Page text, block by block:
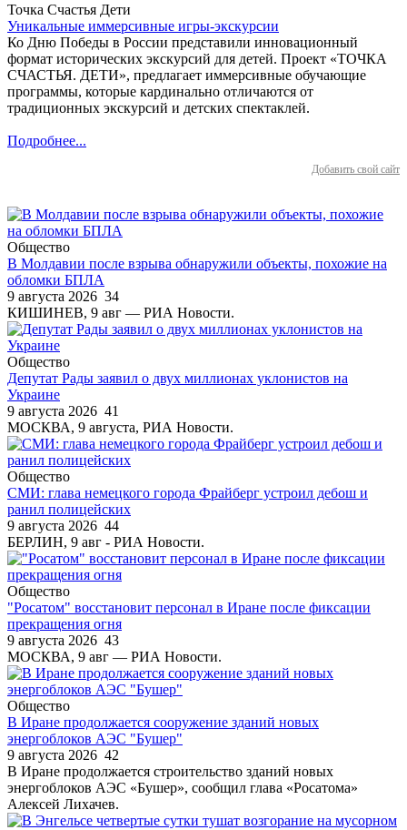
Точка Счастья Дети
Уникальные иммерсивные игры-экскурсии
Ко Дню Победы в России представили инновационный
формат исторических экскурсий для детей. Проект «ТОЧКА
СЧАСТЬЯ. ДЕТИ», предлагает иммерсивные обучающие
программы, которые кардинально отличаются от
традиционных экскурсий и детских спектаклей.
Подробнее...
Добавить свой сайт
Общество
В Молдавии после взрыва обнаружили объекты, похожие на
обломки БПЛА
9 августа 2026 34
КИШИНЕВ, 9 авг — РИА Новости.
Общество
Депутат Рады заявил о двух миллионах уклонистов на
Украине
9 августа 2026 41
МОСКВА, 9 августа, РИА Новости.
Общество
СМИ: глава немецкого города Фрайберг устроил дебош и
ранил полицейских
9 августа 2026 44
БЕРЛИН, 9 авг - РИА Новости.
Общество
"Росатом" восстановит персонал в Иране после фиксации
прекращения огня
9 августа 2026 43
МОСКВА, 9 авг — РИА Новости.
Общество
В Иране продолжается сооружение зданий новых
энергоблоков АЭС "Бушер"
9 августа 2026 42
В Иране продолжается строительство зданий новых
энергоблоков АЭС «Бушер», сообщил глава «Росатома»
Алексей Лихачев.